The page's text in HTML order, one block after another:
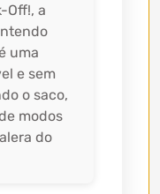
Off!, a
uma
e sem
o saco,
modos
do